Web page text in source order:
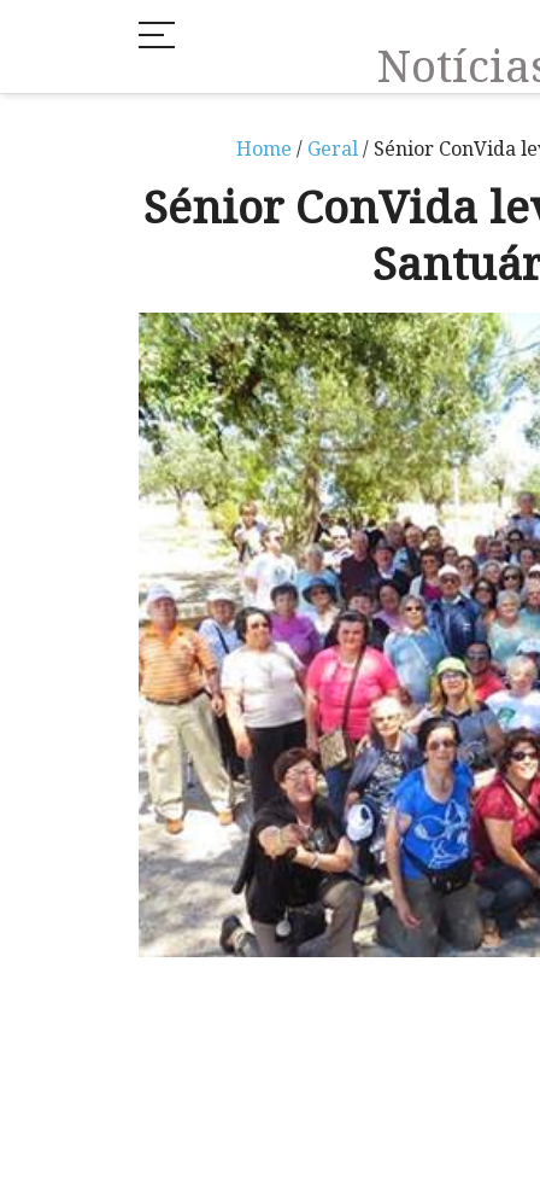
Home / Geral/ Sénior ConVida
Sénior ConVida